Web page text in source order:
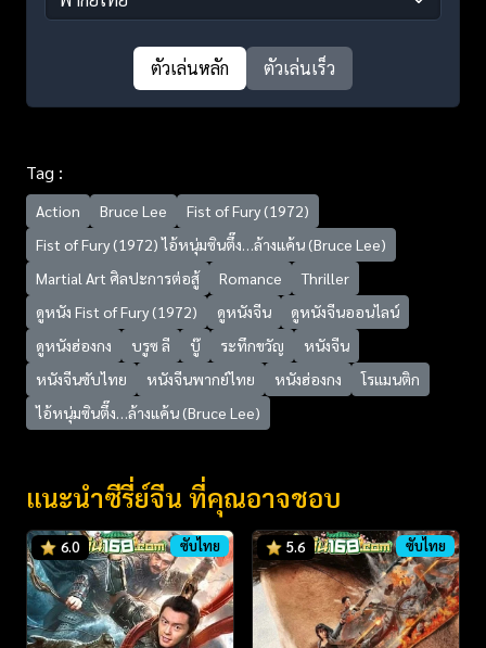
ตัวเล่นหลัก ตัวเล่นเร็ว
Tag :
Action Bruce Lee
Fist of Fury (1972)
Fist of Fury (1972) ไอ้หนุ่มซินตึ๊ง…ล้างแค้น (Bruce Lee)
Martial Art ศิลปะการต่อสู้
Romance
Thriller
ดูหนัง Fist of Fury (1972)
ดูหนังจีน
ดูหนังจีนออนไลน์
ดูหนังฮ่องกง
บรูซ ลี บู๊ ระทึกขวัญ
หนังจีน
หนังจีนซับไทย
หนังจีนพากย์ไทย หนังฮ่องกง
โรแมนติก
ไอ้หนุ่มซินตึ๊ง…ล้างแค้น (Bruce Lee)
แนะนำซีรี่ย์จีน ที่คุณอาจชอบ
6.0 ซับไทย 5.6 ซับไทย